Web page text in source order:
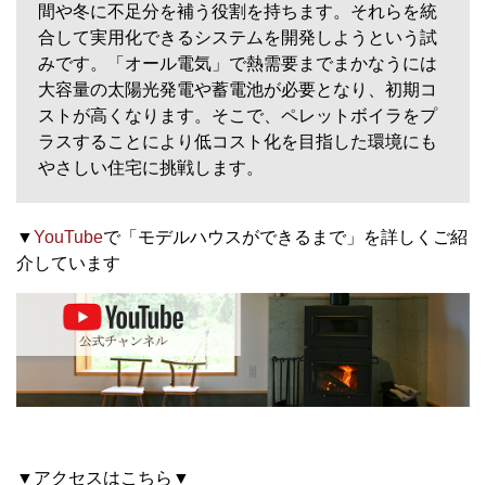
間や冬に不足分を補う役割を持ちます。それらを統
合して実用化できるシステムを開発しようという試
みです。「オール電気」で熱需要までまかなうには
大容量の太陽光発電や蓄電池が必要となり、初期コ
ストが高くなります。そこで、ペレットボイラをプ
ラスすることにより低コスト化を目指した環境にも
やさしい住宅に挑戦します。
▼YouTubeで「モデルハウスができるまで」を詳しくご紹
介しています
▼アクセスはこちら▼